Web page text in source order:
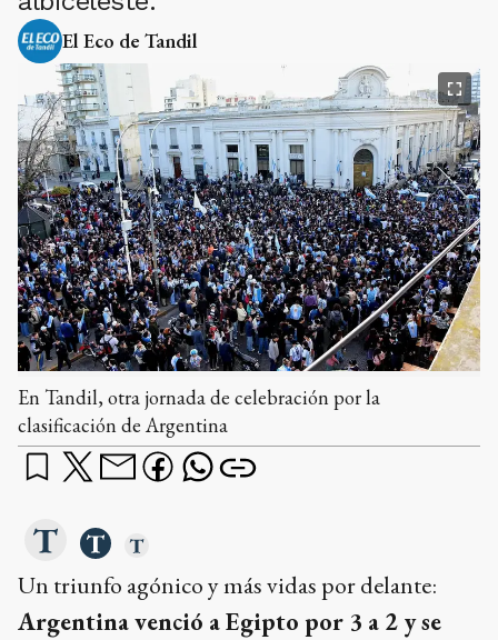
El Eco de Tandil
En Tandil, otra jornada de celebración por la
clasificación de Argentina
Un triunfo agónico y más vidas por delante:
Argentina venció a Egipto por 3 a 2 y se